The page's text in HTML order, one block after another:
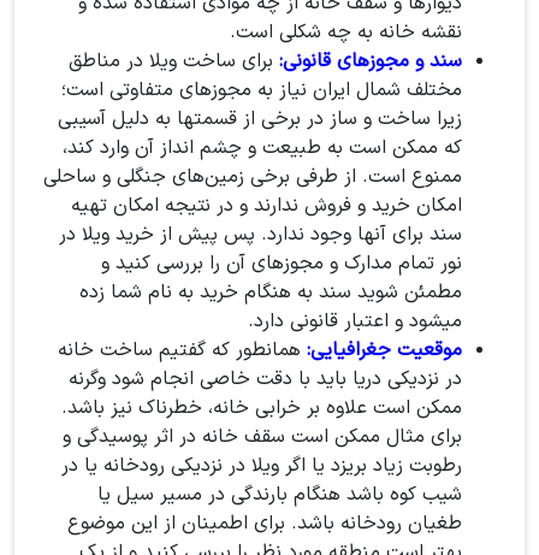
نقشه خانه به چه شکلی است.
سند و مجوزهای قانونی: برای ساخت ویلا در مناطق
مختلف شمال ایران نیاز به مجوزهای متفاوتی است؛
زیرا ساخت و ساز در برخی از قسمتها به دلیل آسیبی
که ممکن است به طبیعت و چشم انداز آن وارد کند،
ممنوع است. از طرفی برخی زمین‌های جنگلی و ساحلی
امکان خرید و فروش ندارند و در نتیجه امکان تهیه
سند برای آنها وجود ندارد. پس پیش از خرید ویلا در
نور تمام مدارک و مجوزهای آن را بررسی کنید و
مطمئن شوید سند به هنگام خرید به نام شما زده
میشود و اعتبار قانونی دارد.
موقعیت جغرافیایی: همانطور که گفتیم ساخت خانه
در نزدیکی دریا باید با دقت خاصی انجام شود وگرنه
ممکن است علاوه بر خرابی خانه، خطرناک نیز باشد.
برای مثال ممکن است سقف خانه در اثر پوسیدگی و
رطوبت زیاد بریزد یا اگر ویلا در نزدیکی رودخانه یا در
شیب کوه باشد هنگام بارندگی در مسیر سیل یا
طغیان رودخانه باشد. برای اطمینان از این موضوع